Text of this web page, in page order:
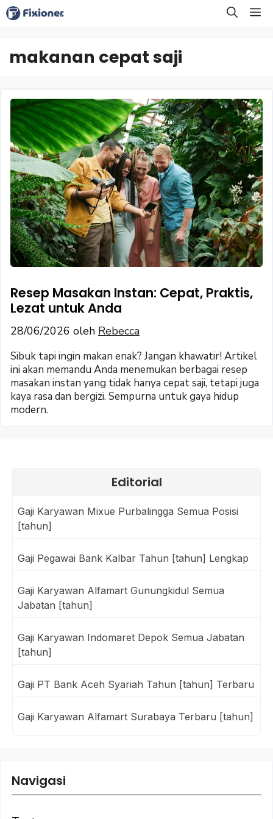
Langsung
ke
makanan cepat saji
Resep Masakan Instan: Cepat, Praktis,
Lezat untuk Anda
28/06/2026 oleh Rebecca
Sibuk tapi ingin makan enak? Jangan khawatir! Artikel
ini akan memandu Anda menemukan berbagai resep
masakan instan yang tidak hanya cepat saji, tetapi juga
kaya rasa dan bergizi. Sempurna untuk gaya hidup
modern.
Editorial
Gaji Karyawan Mixue Purbalingga Semua Posisi
[tahun]
Gaji Pegawai Bank Kalbar Tahun [tahun] Lengkap
Gaji Karyawan Alfamart Gunungkidul Semua
Jabatan [tahun]
Gaji Karyawan Indomaret Depok Semua Jabatan
[tahun]
Gaji PT Bank Aceh Syariah Tahun [tahun] Terbaru
Gaji Karyawan Alfamart Surabaya Terbaru [tahun]
Navigasi